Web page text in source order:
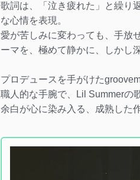
歌詞は、「泣き疲れた」と繰り
な心情を表現。
愛が苦しみに変わっても、手
ーマを、極めて静かに、しかし
プロデュースを手がけた
職人的な手腕で、Lil Summerの
余白が心に染み入る、成熟した